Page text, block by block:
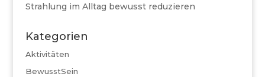
Strahlung im Alltag bewusst reduzieren
Kategorien
Aktivitäten
BewusstSein